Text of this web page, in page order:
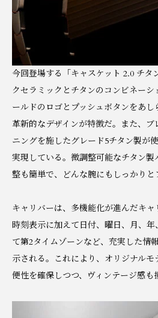
今回登場する「キャスケット 2.0 チタ
クセラミックとチタンのコンビネー
ールドのロゴとプッシュボタンをあ
革新的なデザインが特徴だ。また、ブ
ニングを施したグレード5チタン製が
実現している。微調整可能なチタン
整も簡単で、どんな腕にもしっかりと
キャリバーは、多機能化が進んだキャ
時刻表示に加えて日付、曜日、月、
て第2タイムゾーンなど、充実した情
示される。これにより、オリジナル
便性を確保しつつ、ヴィンテージ感も